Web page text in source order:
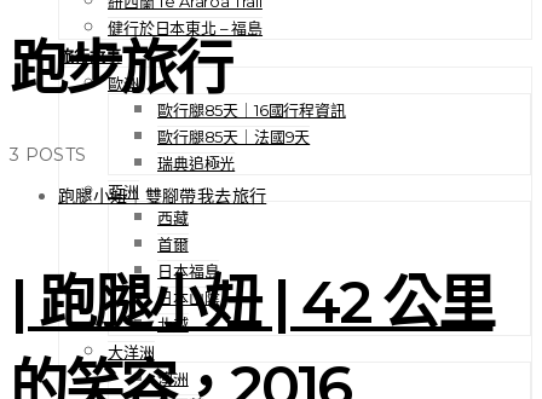
健行於日本東北 – 福島
旅行故事
歐洲
歐行腿85天｜16國行程資訊
歐行腿85天｜法國9天
瑞典追極光
亞洲
西藏
首爾
日本福島
日本山陰
北越
大洋洲
澳洲
跑步旅行
3 POSTS
跑腿小妞｜雙腳帶我去旅行
| 跑腿小妞 | 42 公里